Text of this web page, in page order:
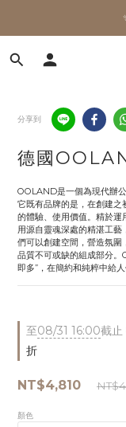
分享到
德國
OOLAND是一個為現代辦
它既有品牌的是，在創建
的體驗、使用價值。精於運
用源自靈魂深處的精湛工
們可以創建空間，營造氛
品質不可或缺的組成部分。
即多”，在簡約和純粹中給
至08/31 16:00截止
折
NT$4,810
顏色